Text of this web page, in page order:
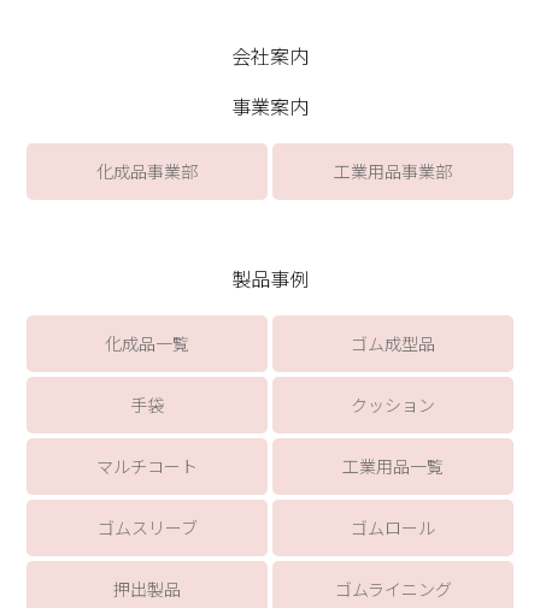
会社案内
事業案内
化成品事業部 工業用品事業部
製品事例
化成品一覧 ゴム成型品
手袋 クッション
マルチコート 工業用品一覧
ゴムスリーブ ゴムロール
押出製品 ゴムライニング